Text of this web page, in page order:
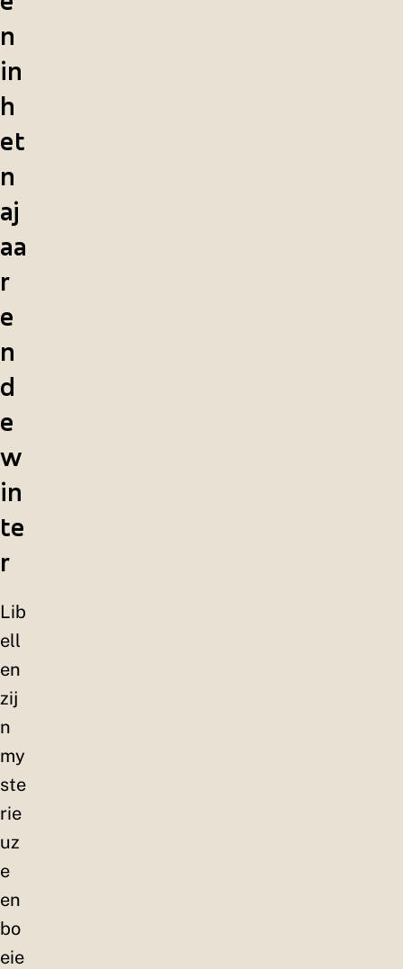
n
in
h
et
n
aj
aa
r
e
n
d
e
w
in
te
r
Lib
ell
en
zij
n
my
ste
rie
uz
e
en
bo
eie